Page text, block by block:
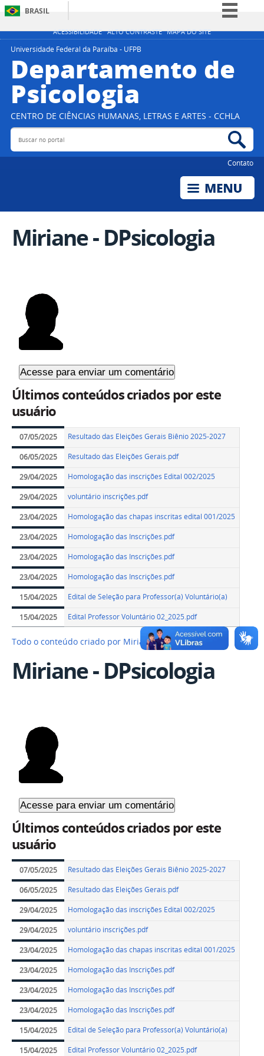
ACESSIBILIDADE ALTO CONTRASTE MAPA DO SITE
BRASIL
Simplifique!
Participe
Universidade Federal da Paraíba - UFPB
Departamento de
Psicologia
CENTRO DE CIÊNCIAS HUMANAS, LETRAS E ARTES - CCHLA
Buscar no portal
Contato
Miriane - DPsicologia
Últimos conteúdos criados por este
usuário
07/05/2025 Resultado das Eleições Gerais Biênio 2025-2027
06/05/2025 Resultado das Eleições Gerais.pdf
29/04/2025 Homologação das inscrições Edital 002/2025
29/04/2025 voluntário inscrições.pdf
23/04/2025 Homologação das chapas inscritas edital 001/2025
23/04/2025 Homologação das Inscrições.pdf
23/04/2025 Homologação das Inscrições.pdf
23/04/2025 Homologação das Inscrições.pdf
15/04/2025 Edital de Seleção para Professor(a) Voluntário(a)
15/04/2025 Edital Professor Voluntário 02_2025.pdf
Todo o conteúdo criado por Miriane - DPsicologia…
Miriane - DPsicologia
Últimos conteúdos criados por este
usuário
07/05/2025 Resultado das Eleições Gerais Biênio 2025-2027
06/05/2025 Resultado das Eleições Gerais.pdf
29/04/2025 Homologação das inscrições Edital 002/2025
29/04/2025 voluntário inscrições.pdf
23/04/2025 Homologação das chapas inscritas edital 001/2025
23/04/2025 Homologação das Inscrições.pdf
23/04/2025 Homologação das Inscrições.pdf
23/04/2025 Homologação das Inscrições.pdf
15/04/2025 Edital de Seleção para Professor(a) Voluntário(a)
15/04/2025 Edital Professor Voluntário 02_2025.pdf